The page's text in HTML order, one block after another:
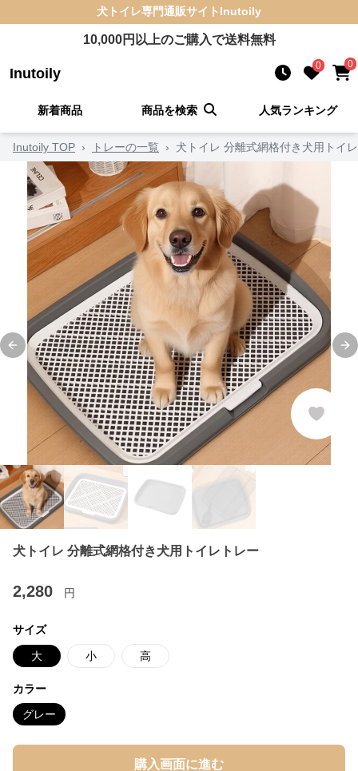
犬トイレ専門通販サイト Inutoily
10,000円以上のご購入で送料無料
Inutoily 0 0
新着商品 商品を検索 人気ランキング
Inutoily TOP › トレーの一覧 › 犬トイレ 分離式網格付き犬用トイ
Previous slide
犬トイレ 分離式網格付き犬用トイレトレー
2,280 円
サイズ
大 小 高
カラー
グレー
購入画面に進む